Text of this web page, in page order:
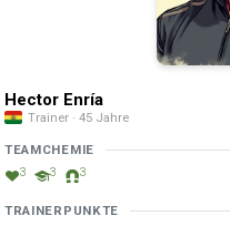
Hector Enría
Trainer · 45 Jahre
TEAMCHEMIE
3 3 3
TRAINERPUNKTE